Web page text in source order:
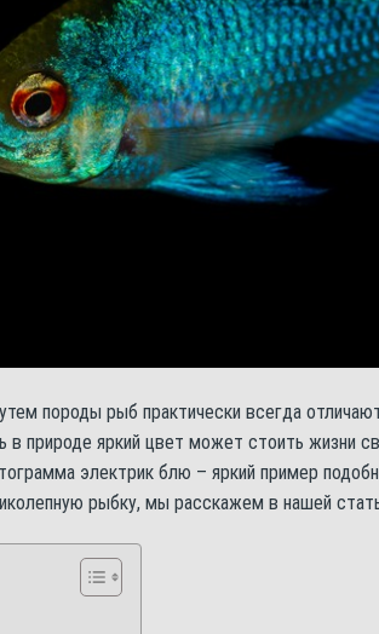
породы рыб практически всегда
в природе яркий цвет может стоить жизни
электрик блю – яркий пример
рыбку, мы расскажем в нашей